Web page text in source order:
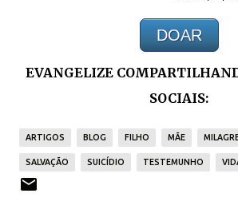
DOAR
EVANGELIZE
SOCIAIS:
ARTIGOS BLOG FILHO MÃE
SALVAÇÃO SUICÍDIO TESTEMUNHO